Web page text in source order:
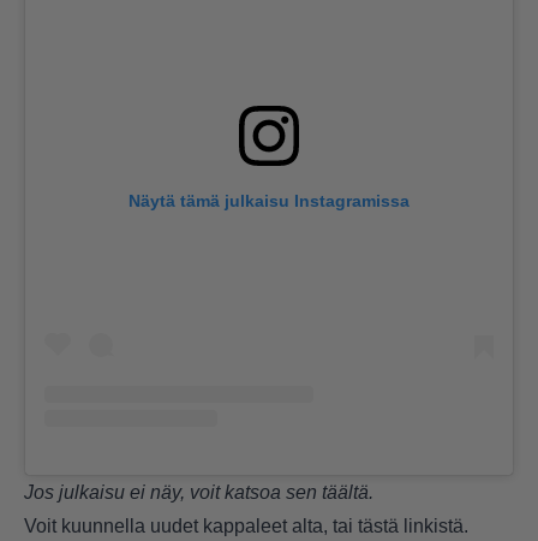
Näytä tämä julkaisu Instagramissa
Jos julkaisu ei näy, voit katsoa sen täältä.
Voit kuunnella uudet kappaleet alta, tai tästä linkistä.